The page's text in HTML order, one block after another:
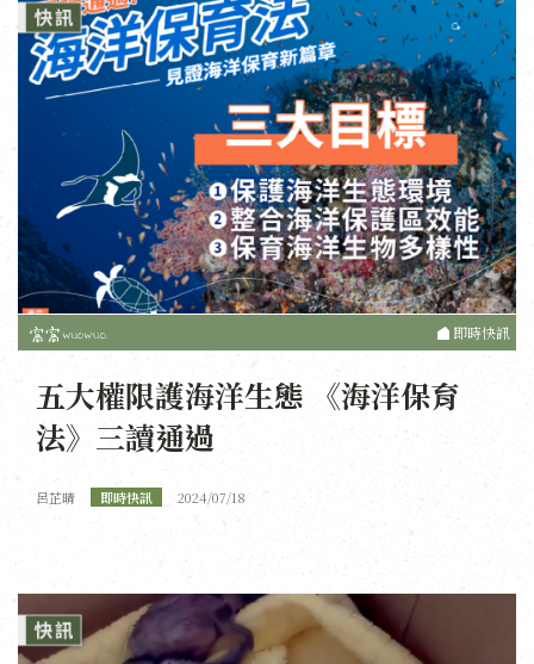
即時快訊
五大權限護海洋生態 《海洋保育
法》三讀通過
呂芷晴 即時快訊 2024/07/18